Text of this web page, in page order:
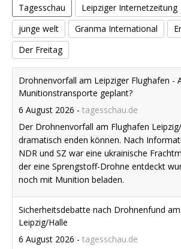
Tagesschau Leipziger Internetzeitung
junge welt
Granma International
Der Freitag
Drohnenvorfall am Leipziger Flughafen -
Munitionstransporte geplant?
6 August 2026 - tagesschau.de
Der Drohnenvorfall am Flughafen
dramatisch enden können. Nach
NDR und SZ war eine ukrainische
der eine Sprengstoff-Drohne entdeckt
noch mit Munition beladen.
Sicherheitsdebatte nach Drohnenfund
Leipzig/Halle
6 August 2026 - tagesschau.de